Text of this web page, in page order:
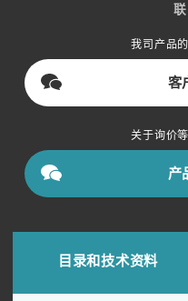
我司产品
客
关于询价
产
目录和技术资料